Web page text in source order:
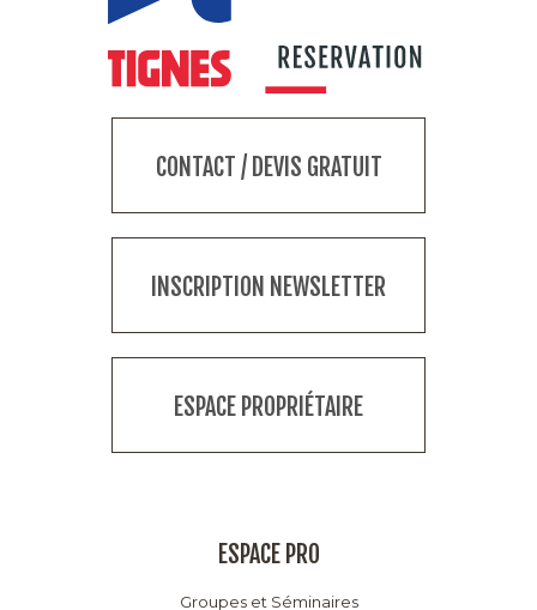
CONTACT / DEVIS GRATUIT
INSCRIPTION NEWSLETTER
ESPACE PROPRIÉTAIRE
ESPACE PRO
Groupes et Séminaires